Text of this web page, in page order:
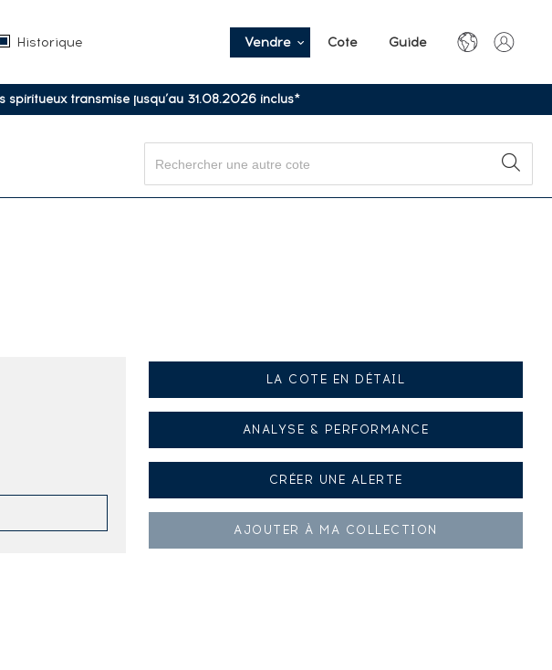
Historique Vendre Cote Guide
transmise jusqu’au 31.08.2026 inclus*
LA COTE EN DÉTAIL
ANALYSE & PERFORMANCE
CRÉER UNE ALERTE
AJOUTER À MA COLLECTION